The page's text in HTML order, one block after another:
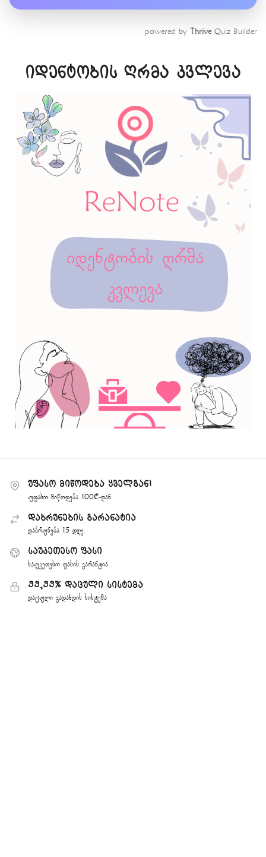
powered by Thrive Quiz Builder
იდენტობის ღრმა კვლევა
უფასო მიწოდება ყველგან!
უფასო მიწოდება 100₾-დან
დაბრუნების გარანატია
დაბრუნება 15 დღე
საუკეთესო ფასი
საუკეთესო ფასის გარანტია
99,99% დაცული სისტემა
დაცული გადახდის სისტემა